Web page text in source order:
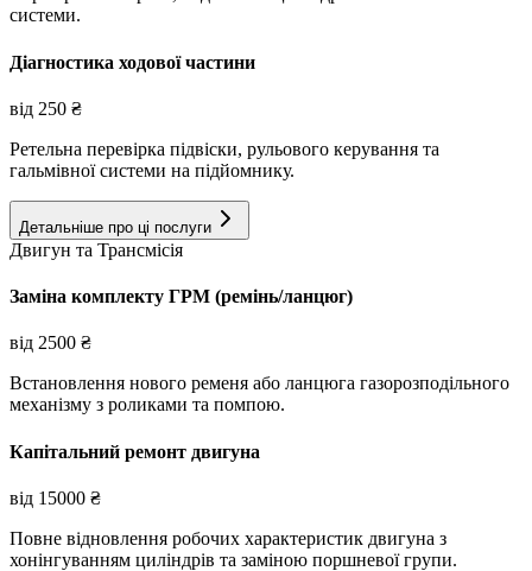
системи.
Діагностика ходової частини
від 250 ₴
Ретельна перевірка підвіски, рульового керування та
гальмівної системи на підйомнику.
Детальніше про ці послуги
Двигун та Трансмісія
Заміна комплекту ГРМ (ремінь/ланцюг)
від 2500 ₴
Встановлення нового ременя або ланцюга газорозподільного
механізму з роликами та помпою.
Капітальний ремонт двигуна
від 15000 ₴
Повне відновлення робочих характеристик двигуна з
хонінгуванням циліндрів та заміною поршневої групи.